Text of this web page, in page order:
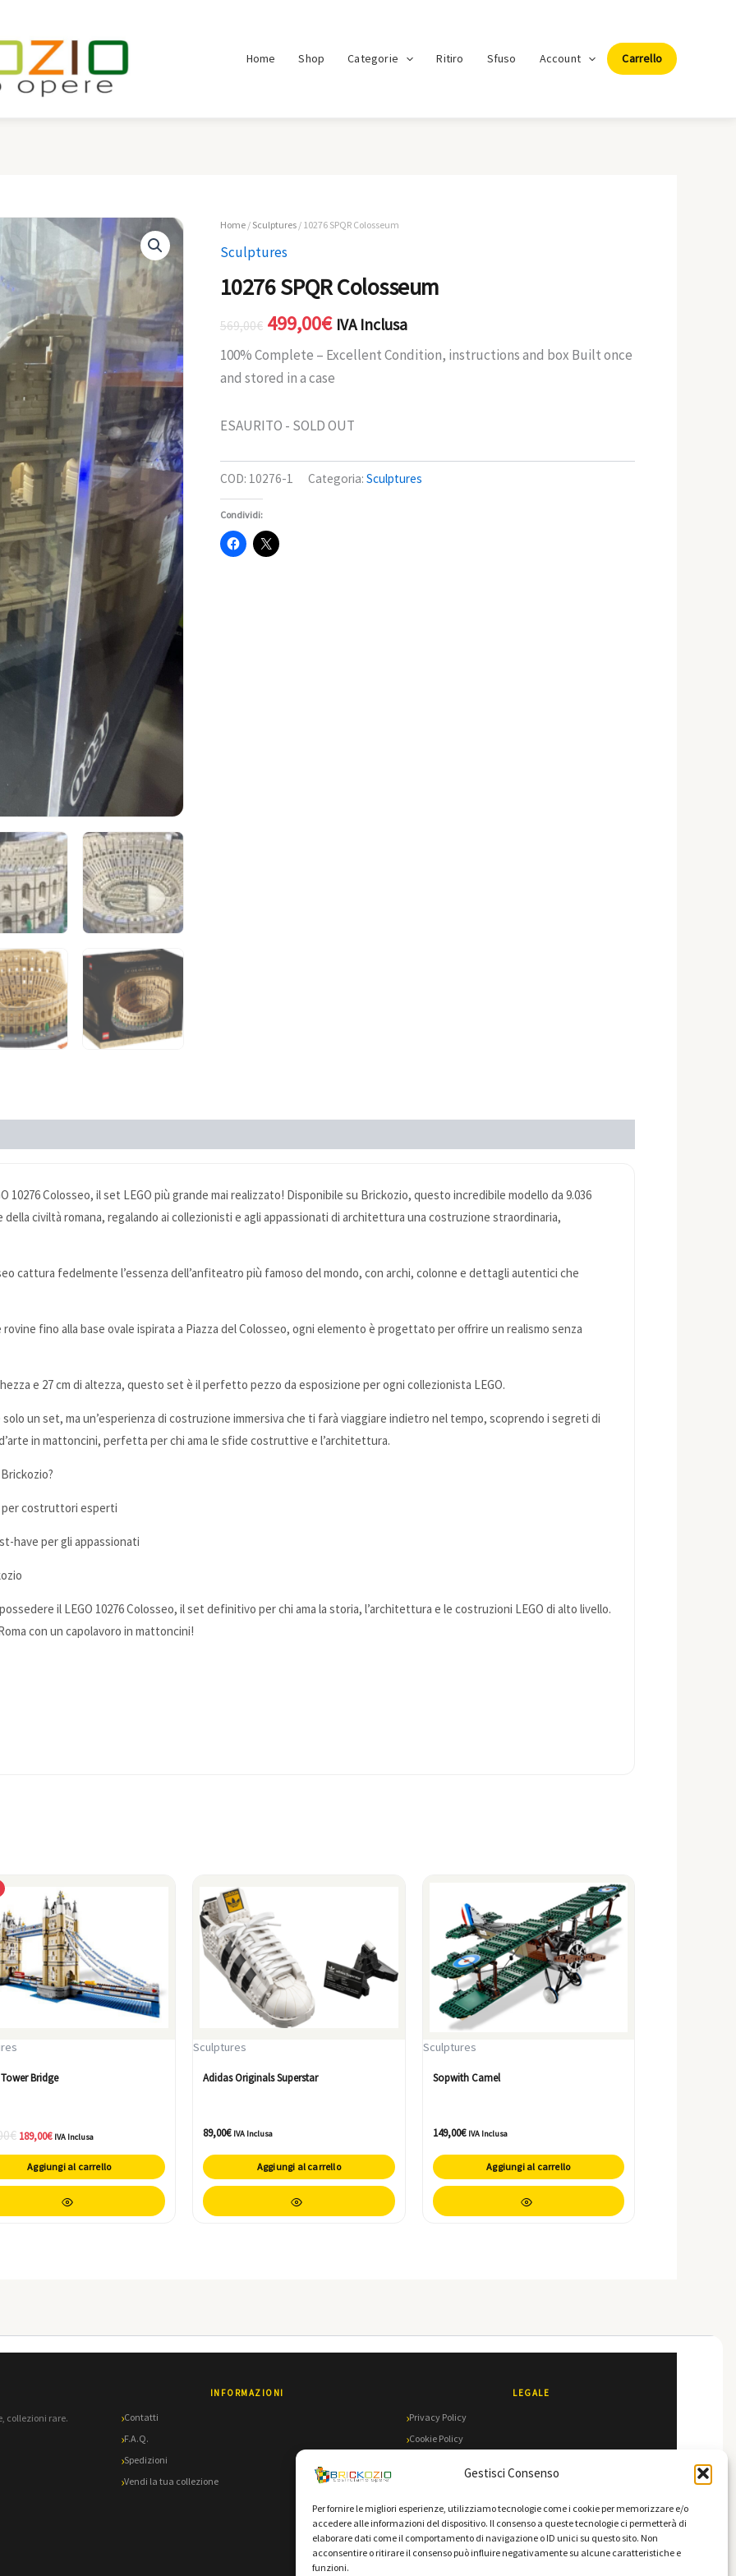
Gestisci Consenso
Per fornire le migliori esperienze, utilizziamo tecnologie come i cookie per memorizzare e/o
accedere alle informazioni del dispositivo. Il consenso a queste tecnologie ci permetterà di
elaborare dati come il comportamento di navigazione o ID unici su questo sito. Non
acconsentire o ritirare il consenso può influire negativamente su alcune caratteristiche e
funzioni.
Home Shop Categorie Ritiro Sfuso Account Carrello
Home/ Sculptures/ 10276 SPQR Colosseum
Sculptures
10276 SPQR Colosseum
569,00€
Il
prezzo
originale
era:
569,00€.
499,00€
Il
attuale
è:
499,00€.
IVA Inclusa
100% Complete – Excellent Condition, instructions and box Built once
and stored in a case
ESAURITO - SOLD OUT
COD: 10276-1 Categoria: Sculptures
Condividi:
10276 Colosseo, il set LEGO più grande mai realizzato! Disponibile su Brickozio, questo incredibile modello da 9.036
civiltà romana, regalando ai collezionisti e agli appassionati di architettura una costruzione straordinaria,
cattura fedelmente l’essenza dell’anfiteatro più famoso del mondo, con archi, colonne e dettagli autentici che
fino alla base ovale ispirata a Piazza del Colosseo, ogni elemento è progettato per offrire un realismo senza
e 27 cm di altezza, questo set è il perfetto pezzo da esposizione per ogni collezionista LEGO.
solo un set, ma un’esperienza di costruzione immersiva che ti farà viaggiare indietro nel tempo, scoprendo i segreti di
in mattoncini, perfetta per chi ama le sfide costruttive e l’architettura.
per costruttori esperti
have per gli appassionati
il LEGO 10276 Colosseo, il set definitivo per chi ama la storia, l’architettura e le costruzioni LEGO di alto livello.
con un capolavoro in mattoncini!
Tower Bridge
€
prezzo
originale
era:
215,00€.
189,00€
prezzo
attuale
è:
189,00€.
IVA Inclusa
Aggiungi al carrello
Sculptures
Adidas Originals Superstar
89,00€ IVA Inclusa
Aggiungi al carrello
Sculptures
Sopwith Camel
149,00€ IVA Inclusa
Aggiungi al carrello
collezioni rare.
INFORMAZIONI
Contatti
F.A.Q.
Spedizioni
Vendi la tua collezione
LEGALE
Privacy Policy
Cookie Policy